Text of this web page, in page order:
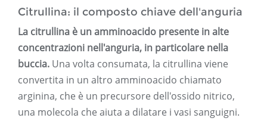
Citrullina: il composto chiave dell'anguria
La citrullina è un amminoacido presente in alte
concentrazioni nell'anguria, in particolare nella
buccia. Una volta consumata, la citrullina viene
convertita in un altro amminoacido chiamato
arginina, che è un precursore dell'ossido nitrico,
una molecola che aiuta a dilatare i vasi sanguigni.